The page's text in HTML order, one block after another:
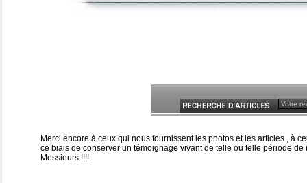
Merci encore à ceux qui nous fournissent les photos et les articles , à
ce biais de conserver un témoignage vivant de telle ou telle période
Messieurs !!!!